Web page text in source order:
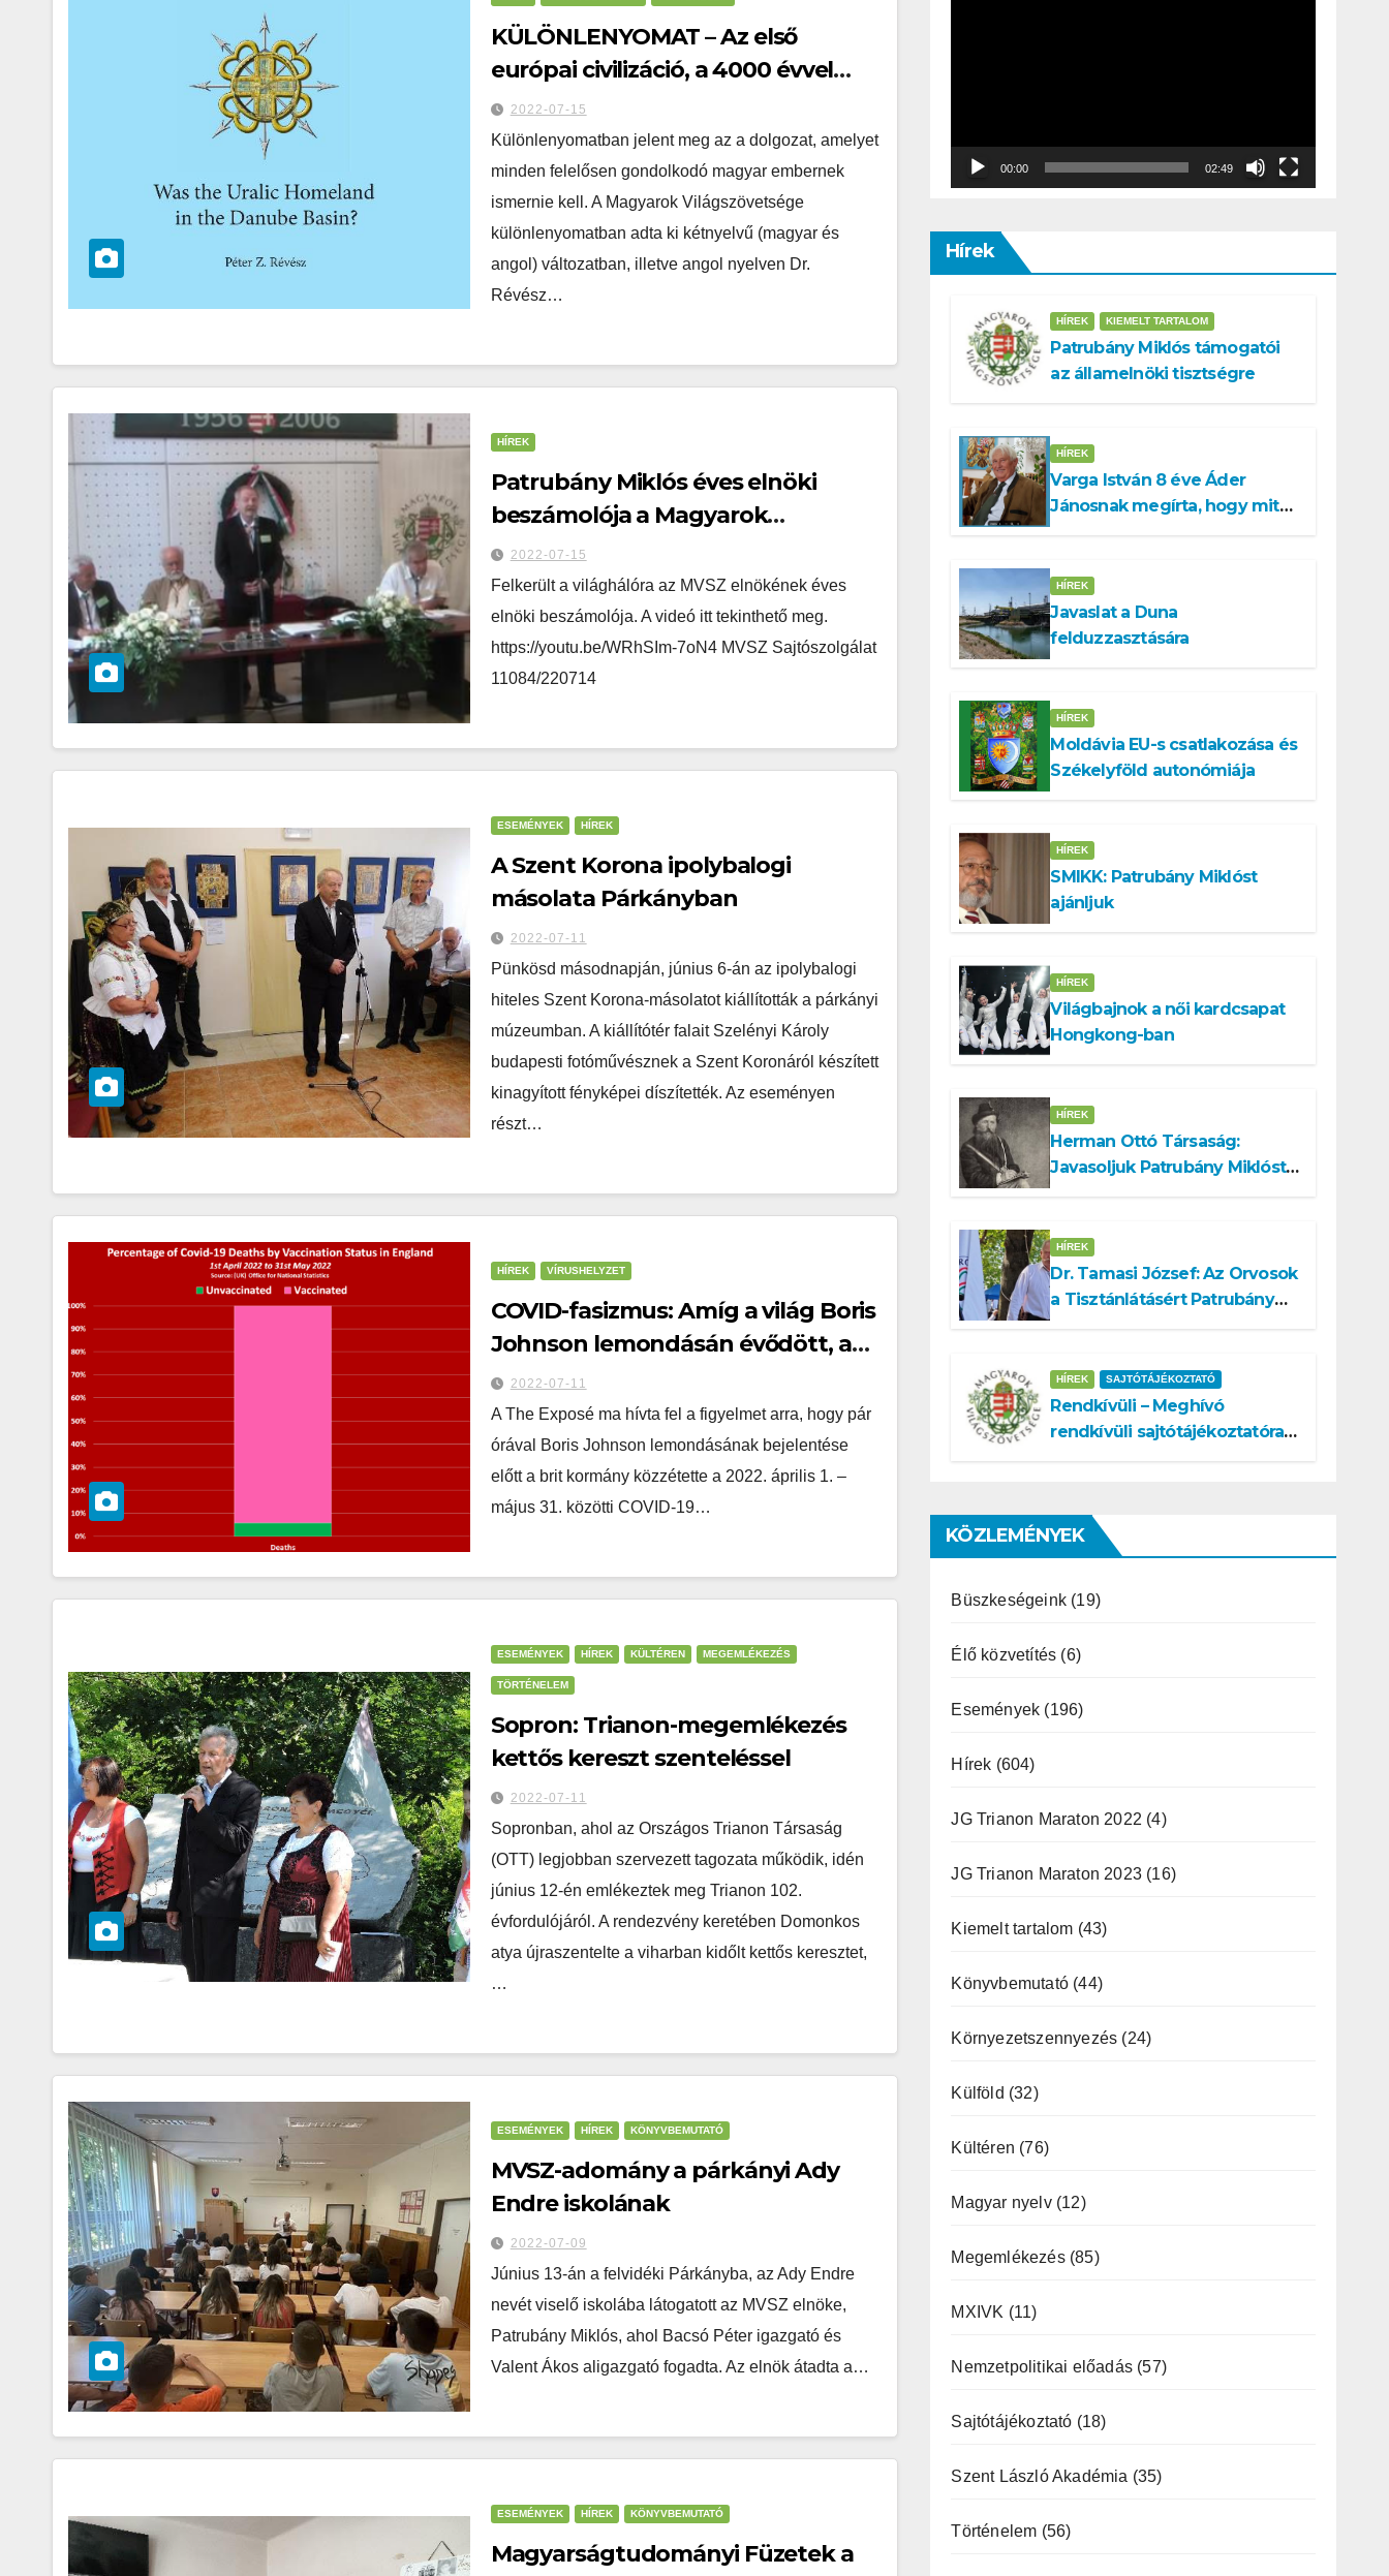
KÜLÖNLENYOMAT – Az első
európai civilizáció, a 4000 évvel
ezelőtti minoszi, magyar nyelvű
volt, és a Kárpát-medencéből
rajzott ki
2022-07-15
Különlenyomatban jelent meg az a dolgozat, amelyet
minden felelősen gondolkodó magyar embernek
ismernie kell. A Magyarok Világszövetsége
különlenyomatban adta ki kétnyelvű (magyar és
angol) változatban, illetve angol nyelven Dr.
Révész…
HÍREK
Patrubány Miklós éves elnöki
beszámolója a Magyarok
Világszövetségének
Küldöttgyűlésén￼
2022-07-15
Felkerült a világhálóra az MVSZ elnökének éves
elnöki beszámolója. A videó itt tekinthető meg.
https://youtu.be/WRhSIm-7oN4 MVSZ Sajtószolgálat
11084/220714
ESEMÉNYEK HÍREK
A Szent Korona ipolybalogi
másolata Párkányban
2022-07-11
Pünkösd másodnapján, június 6-án az ipolybalogi
hiteles Szent Korona-másolatot kiállították a párkányi
múzeumban. A kiállítótér falait Szelényi Károly
budapesti fotóművésznek a Szent Koronáról készített
kinagyított fényképei díszítették. Az eseményen
részt…
HÍREK VÍRUSHELYZET
COVID-fasizmus: Amíg a világ Boris
Johnson lemondásán évődött, a
brit kormány csendben
közzétette, hogy újabban az
elhunytak 90%-a háromszor és
négyszer “vakcinázott”
2022-07-11
A The Exposé ma hívta fel a figyelmet arra, hogy pár
órával Boris Johnson lemondásának bejelentése
előtt a brit kormány közzétette a 2022. április 1. –
május 31. közötti COVID-19…
ESEMÉNYEK HÍREK KÜLTÉREN MEGEMLÉKEZÉS
TÖRTÉNELEM
Sopron: Trianon-megemlékezés
kettős kereszt szenteléssel
2022-07-11
Sopronban, ahol az Országos Trianon Társaság
(OTT) legjobban szervezett tagozata működik, idén
június 12-én emlékeztek meg Trianon 102.
évfordulójáról. A rendezvény keretében Domonkos
atya újraszentelte a viharban kidőlt kettős keresztet,
…
ESEMÉNYEK HÍREK KÖNYVBEMUTATÓ
MVSZ-adomány a párkányi Ady
Endre iskolának
2022-07-09
Június 13-án a felvidéki Párkányba, az Ady Endre
nevét viselő iskolába látogatott az MVSZ elnöke,
Patrubány Miklós, ahol Bacsó Péter igazgató és
Valent Ákos aligazgató fogadta. Az elnök átadta a…
ESEMÉNYEK HÍREK KÖNYVBEMUTATÓ
Magyarságtudományi Füzetek a
00:00 02:49
Hírek
HÍREK KIEMELT TARTALOM
Patrubány Miklós támogatói
az államelnöki tisztségre
HÍREK
Varga István 8 éve Áder
Jánosnak megírta, hogy mit
HÍREK
Javaslat a Duna
felduzzasztására
HÍREK
Moldávia EU-s csatlakozása és
Székelyföld autonómiája
HÍREK
SMIKK: Patrubány Miklóst
ajánljuk
HÍREK
Világbajnok a női kardcsapat
Hongkong-ban
HÍREK
Herman Ottó Társaság:
Javasoljuk Patrubány Miklóst
HÍREK
Dr. Tamasi József: Az Orvosok
a Tisztánlátásért Patrubány
HÍREK SAJTÓTÁJÉKOZTATÓ
Rendkívüli – Meghívó
rendkívüli sajtótájékoztatóra –
KÖZLEMÉNYEK
Büszkeségeink(19)
Élő közvetítés (6)
Események (196)
Hírek (604)
JG Trianon Maraton 2022 (4)
JG Trianon Maraton 2023(16)
Kiemelt tartalom (43)
Könyvbemutató(44)
Környezetszennyezés (24)
Külföld (32)
Kültéren (76)
Magyar nyelv(12)
Megemlékezés(85)
MXIVK (11)
Nemzetpolitikai előadás(57)
Sajtótájékoztató (18)
Szent László Akadémia (35)
Történelem (56)